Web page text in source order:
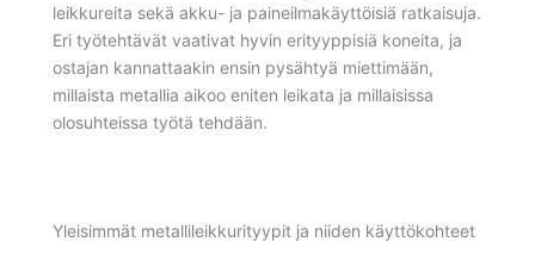
leikkureita sekä akku- ja paineilmakäyttöisiä ratkaisuja.
Eri työtehtävät vaativat hyvin erityyppisiä koneita, ja
ostajan kannattaakin ensin pysähtyä miettimään,
millaista metallia aikoo eniten leikata ja millaisissa
olosuhteissa työtä tehdään.
Yleisimmät metallileikkurityypit ja niiden käyttökohteet